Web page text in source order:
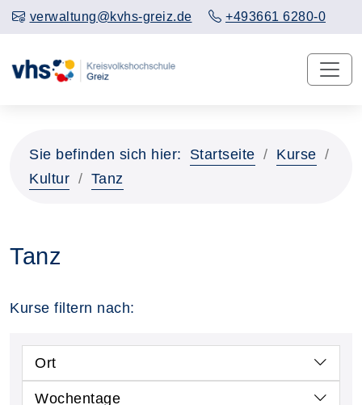
verwaltung@kvhs-greiz.de +493661 6280-0
Sie befinden sich hier: Startseite
Kurse
Kultur
Tanz
Tanz
Kurse filtern nach:
Ort
Wochentage